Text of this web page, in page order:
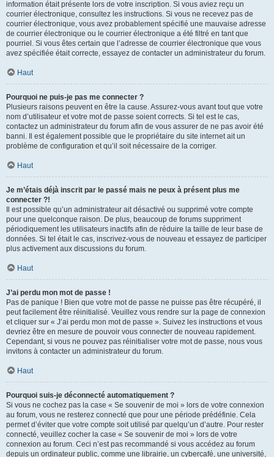
information était présente lors de votre inscription. Si vous aviez reçu un
courrier électronique, consultez les instructions. Si vous ne recevez pas de
courrier électronique, vous avez probablement spécifié une mauvaise adresse
de courrier électronique ou le courrier électronique a été filtré en tant que
pourriel. Si vous êtes certain que l’adresse de courrier électronique que vous
avez spécifiée était correcte, essayez de contacter un administrateur du forum.
Haut
Pourquoi ne puis-je pas me connecter ?
Plusieurs raisons peuvent en être la cause. Assurez-vous avant tout que votre
nom d’utilisateur et votre mot de passe soient corrects. Si tel est le cas,
contactez un administrateur du forum afin de vous assurer de ne pas avoir été
banni. Il est également possible que le propriétaire du site internet ait un
problème de configuration et qu’il soit nécessaire de la corriger.
Haut
Je m’étais déjà inscrit par le passé mais ne peux à présent plus me
connecter ?!
Il est possible qu’un administrateur ait désactivé ou supprimé votre compte
pour une quelconque raison. De plus, beaucoup de forums suppriment
périodiquement les utilisateurs inactifs afin de réduire la taille de leur base de
données. Si tel était le cas, inscrivez-vous de nouveau et essayez de participer
plus activement aux discussions du forum.
Haut
J’ai perdu mon mot de passe !
Pas de panique ! Bien que votre mot de passe ne puisse pas être récupéré, il
peut facilement être réinitialisé. Veuillez vous rendre sur la page de connexion
et cliquer sur « J’ai perdu mon mot de passe ». Suivez les instructions et vous
devriez être en mesure de pouvoir vous connecter de nouveau rapidement.
Cependant, si vous ne pouvez pas réinitialiser votre mot de passe, nous vous
invitons à contacter un administrateur du forum.
Haut
Pourquoi suis-je déconnecté automatiquement ?
Si vous ne cochez pas la case « Se souvenir de moi » lors de votre connexion
au forum, vous ne resterez connecté que pour une période prédéfinie. Cela
permet d’éviter que votre compte soit utilisé par quelqu’un d’autre. Pour rester
connecté, veuillez cocher la case « Se souvenir de moi » lors de votre
connexion au forum. Ceci n’est pas recommandé si vous accédez au forum
depuis un ordinateur public, comme une librairie, un cybercafé, une université,